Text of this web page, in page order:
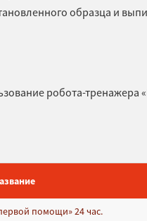
образца и
робота-тренажера
помощи» 24 час.